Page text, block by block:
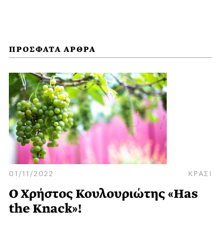
ΠΡΟΣΦΑΤΑ ΑΡΘΡΑ
01/11/2022 ΚΡΑΣΙ
Ο Χρήστος Κουλουριώτης «Has
the Knack»!